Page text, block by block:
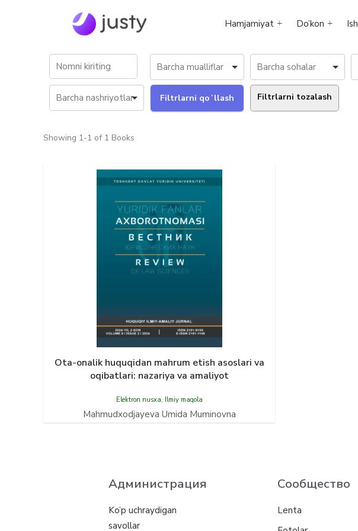
Hamjamiyat Do’kon Ish
Filtrlarni tozalash
Showing 1-1 of 1 Books
Ota-onalik huquqidan mahrum etish asoslari va
oqibatlari: nazariya va amaliyot
Elektron nusxa, Ilmiy maqola
Mahmudxodjayeva Umida Muminovna
Администрация
Ko’p uchraydigan
savollar
Сообщество
Lenta